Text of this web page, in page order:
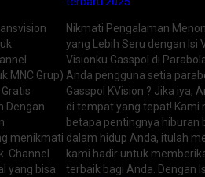
MNC Grup)
Dengan
menikmati
Channel
yang bisa
Nikmati Pengalaman
yang Lebih Seru dengan Isi
Visionku Gasspol di
Anda pengguna setia
Gasspol KVision ? Jika iya,
di tempat yang tepat! Kami
betapa pentingnya hiburan
dalam hidup Anda, itulah
kami hadir untuk
terbaik bagi Anda. Dengan